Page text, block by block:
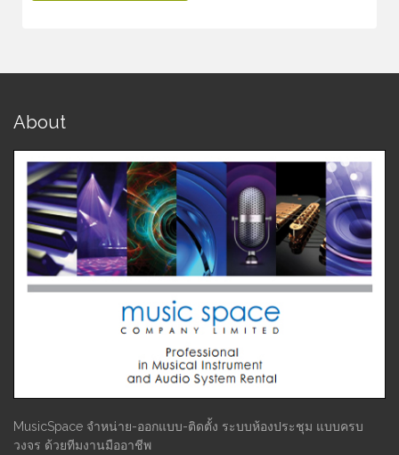
About
MusicSpace จำหน่าย-ออกแบบ-ติดตั้ง ระบบห้องประชุม แบบครบ
วงจร ด้วยทีมงานมืออาชีพ